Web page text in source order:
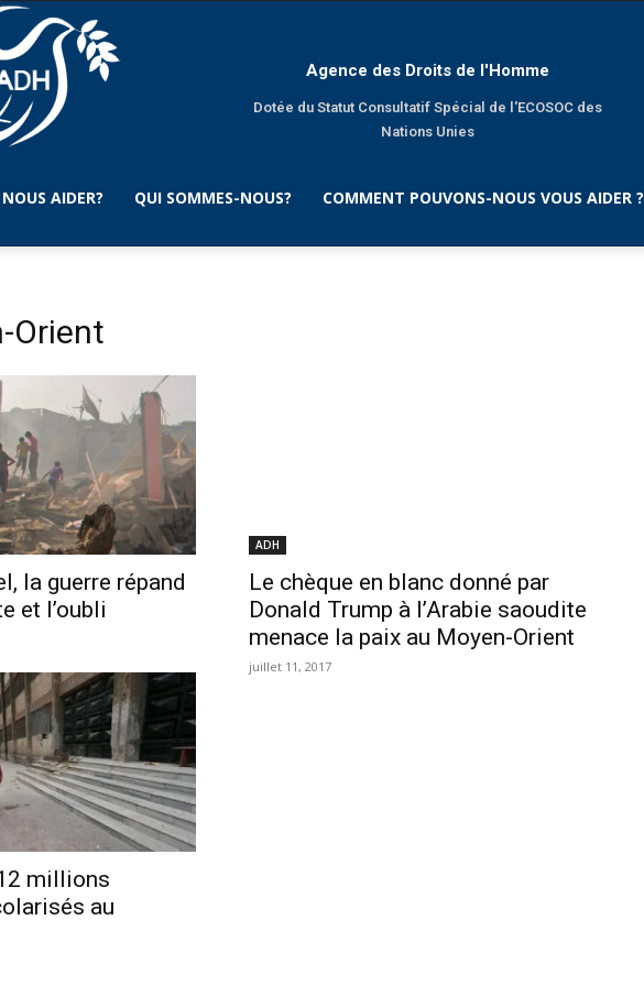
Agence des Droits de l'Homme
Dotée du Statut Consultatif Spécial de l'ECOSOC des
Nations Unies
AIDER? QUI SOMMES-NOUS? COMMENT POUVONS-NOUS VOUS AIDER ?
Orient
la guerre répand
et l’oubli
ADH
Le chèque en blanc donné par
Donald Trump à l’Arabie saoudite
menace la paix au Moyen-Orient
juillet 11, 2017
millions
au